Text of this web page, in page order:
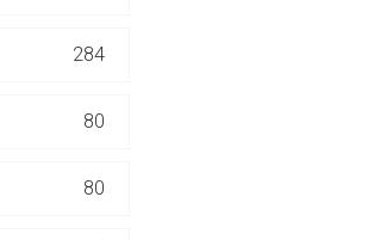
284
80
80
eine externe Web-Seite. Für die Inhalte der